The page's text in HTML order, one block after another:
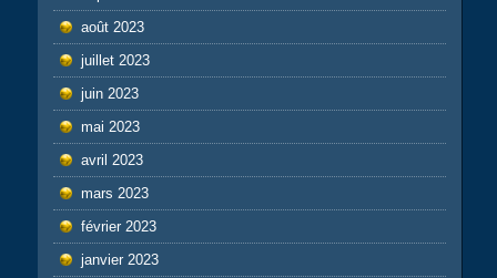
août 2023
juillet 2023
juin 2023
mai 2023
avril 2023
mars 2023
février 2023
janvier 2023